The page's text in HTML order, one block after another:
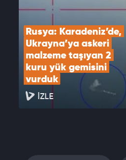
Rusya: Karadeniz’de,
Ukrayna’ya askeri
malzeme taşıyan 2
kuru yük gemisini
vurduk
İZLE